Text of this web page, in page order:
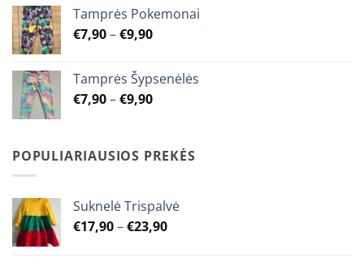
on
the
product
through
€9,90
Tamprės Pokemonai
€7,90–€9,90Price
through
€9,90
Tamprės Šypsenėlės
€7,90–€9,90Price
through
€9,90
POPULIARIAUSIOS PREKĖS
Suknelė Trispalvė
€17,90–€23,90Price